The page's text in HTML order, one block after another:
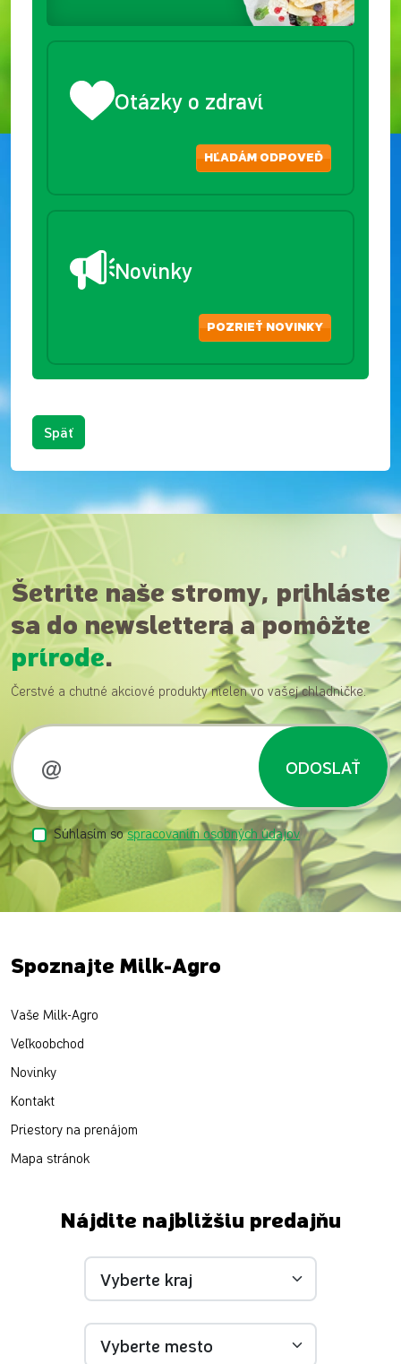
Otázky o zdraví
HĽADÁM ODPOVEĎ
Novinky
POZRIEŤ NOVINKY
Späť
Šetrite naše stromy, prihláste
sa do newslettera a pomôžte
prírode.
Čerstvé a chutné akciové produkty nielen vo vašej chladničke.
ODOSLAŤ
Súhlasím sospracovaním osobných údajov
Spoznajte Milk-Agro
Vaše Milk-Agro
Veľkoobchod
Novinky
Kontakt
Priestory na prenájom
Mapa stránok
Nájdite najbližšiu predajňu